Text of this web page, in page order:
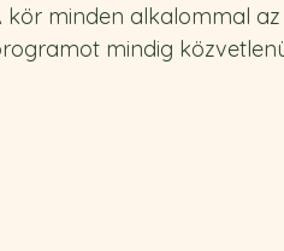
kör minden alkalommal az
mindig